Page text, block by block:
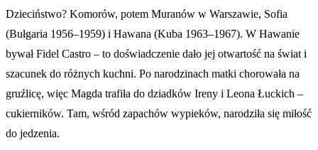
Dzieciństwo? Komorów, potem Muranów w Warszawie, Sofia
(Bułgaria 1956–1959) i Hawana (Kuba 1963–1967). W Hawanie
bywał Fidel Castro – to doświadczenie dało jej otwartość na świat i
szacunek do różnych kuchni. Po narodzinach matki chorowała na
gruźlicę, więc Magda trafiła do dziadków Ireny i Leona Łuckich –
cukierników. Tam, wśród zapachów wypieków, narodziła się miłość
do jedzenia.